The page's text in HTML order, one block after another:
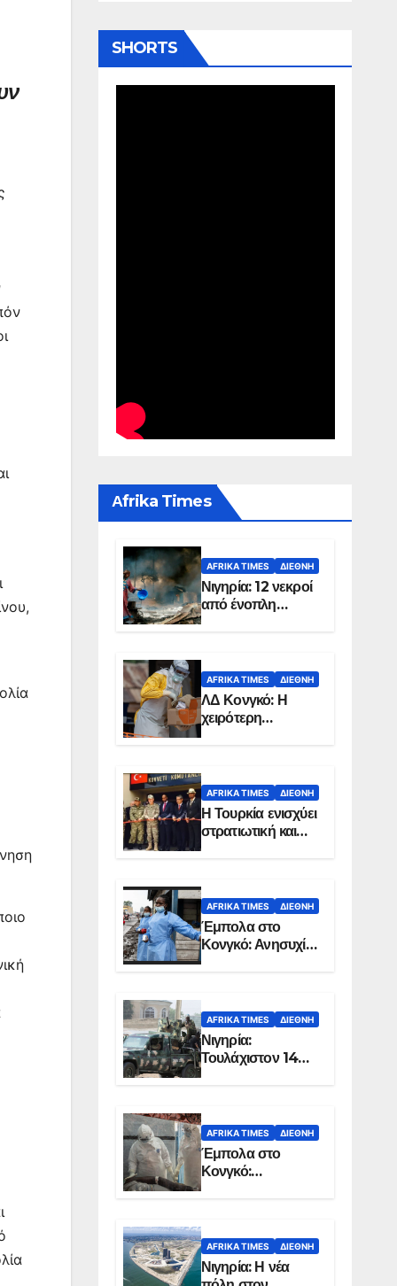
SHORTS
Αfrika Times
AFRIKA TIMES ΔΙΕΘΝΉ
Νιγηρία: 12 νεκροί
από ένοπλη
επίθεση σε χωριό
AFRIKA TIMES ΔΙΕΘΝΉ
ΛΔ Κονγκό: Η
χειρότερη
επιδημία Έμπολα
χώρας
AFRIKA TIMES ΔΙΕΘΝΉ
Η Τουρκία ενισχύει
στρατιωτική και
ενεργειακή
Σομαλία
AFRIKA TIMES ΔΙΕΘΝΉ
Έμπολα στο
Κονγκό: Ανησυχία
για τη μεγάλη
AFRIKA TIMES ΔΙΕΘΝΉ
Νιγηρία:
Τουλάχιστον 14
νεκροί από
στην Οτούκπο
AFRIKA TIMES ΔΙΕΘΝΉ
Έμπολα στο
Κονγκό:
Ξεπέρασαν τους
AFRIKA TIMES ΔΙΕΘΝΉ
Νιγηρία: Η νέα